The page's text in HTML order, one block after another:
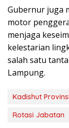
Gubernur juga
motor
menjaga
kelestarian
salah satu
Lampung.
Kadishut
Rotasi Jabatan